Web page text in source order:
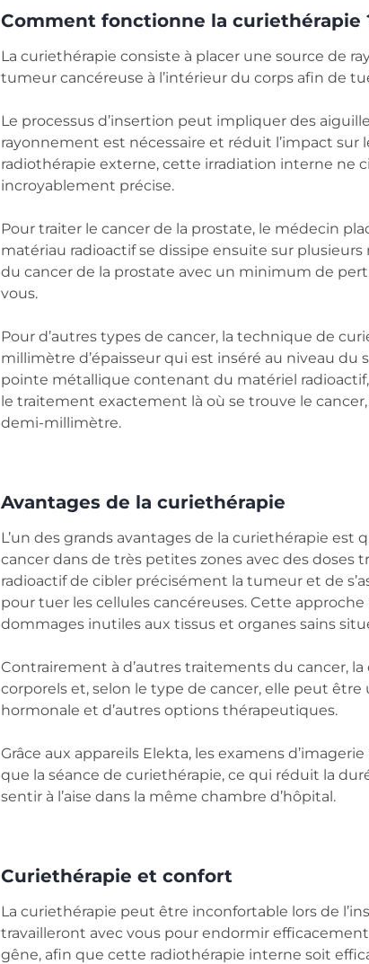
Comment fonctionne la curiethérapie
La curiethérapie consiste à placer une source de
tumeur cancéreuse à l’intérieur du corps afin de
Le processus d’insertion peut impliquer des
rayonnement est nécessaire et réduit l’impact sur
radiothérapie externe, cette irradiation interne ne
incroyablement précise.
Pour traiter le cancer de la prostate, le médecin
matériau radioactif se dissipe ensuite sur
du cancer de la prostate avec un minimum de
vous.
Pour d’autres types de cancer, la technique de
millimètre d’épaisseur qui est inséré au niveau du
pointe métallique contenant du matériel
le traitement exactement là où se trouve le
demi-millimètre.
Avantages de la curiethérapie
L’un des grands avantages de la curiethérapie est
cancer dans de très petites zones avec des doses
radioactif de cibler précisément la tumeur et de
pour tuer les cellules cancéreuses. Cette
dommages inutiles aux tissus et organes sains
Contrairement à d’autres traitements du cancer,
corporels et, selon le type de cancer, elle peut
hormonale et d’autres options thérapeutiques.
Grâce aux appareils Elekta, les examens
que la séance de curiethérapie, ce qui réduit la
sentir à l’aise dans la même chambre d’hôpital.
Curiethérapie et confort
La curiethérapie peut être inconfortable lors de
travailleront avec vous pour endormir
gêne, afin que cette radiothérapie interne soit